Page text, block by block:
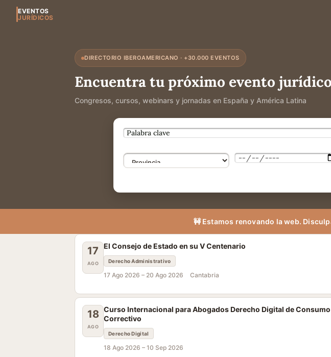
EVENTOS
JURÍDICOS
DIRECTORIO IBEROAMERICANO · +30.000 EVENTOS
Encuentra tu próximo evento jurídico
Congresos, cursos, webinars y jornadas en España y América Latina
🚧 Estamos renovando la web.
17
AGO
El Consejo de Estado en su V Centenario
Derecho Administrativo
17 Ago 2026 – 20 Ago 2026 Cantabria
18
AGO
Curso Internacional para Abogados Derecho Digital de
Correctivo
Derecho Digital
18 Ago 2026 – 10 Sep 2026